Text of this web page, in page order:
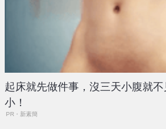
起床就先做件事，沒三天小腹就
小！
PR・新素簡